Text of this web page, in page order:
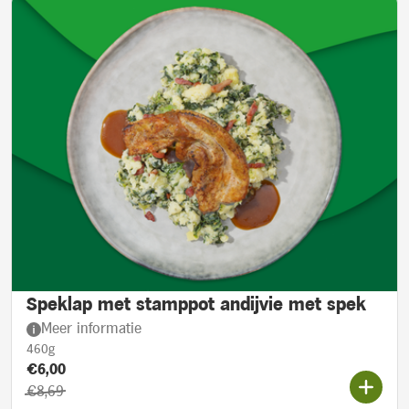
Speklap met stamppot andijvie met spek
Meer informatie
460g
Product prijs::
Actieprijs:
€6,00
Oorspronkelijke prijs:
€8,69